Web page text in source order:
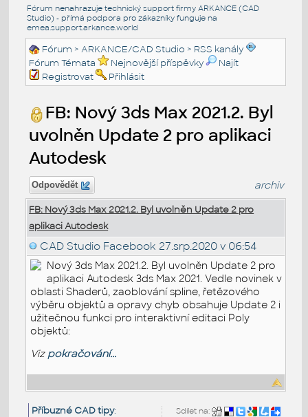
Fórum nenahrazuje technický support firmy ARKANCE (CAD
Studio) - přímá podpora pro zákazníky funguje na
emea.support.arkance.world
Fórum >ARKANCE/CAD Studio > RSS kanály
Fórum Témata
Nejnovější příspěvky
Najít
Registrovat
Přihlásit
FB: Nový 3ds Max 2021.2. Byl
uvolněn Update 2 pro aplikaci
Autodesk
Odpovědět archiv
FB: Nový 3ds Max 2021.2. Byl uvolněn Update 2 pro
aplikaci Autodesk
CAD Studio Facebook 27.srp.2020 v 06:54
Nový 3ds Max 2021.2. Byl uvolněn Update 2 pro
aplikaci Autodesk 3ds Max 2021. Vedle novinek v
oblasti Shaderů, zaoblování spline, řetězového
výběru objektů a opravy chyb obsahuje Update 2 i
užitečnou funkci pro interaktivní editaci Poly
objektů:
Viz pokračování...
Sdílet na:
Příbuzné CAD tipy: